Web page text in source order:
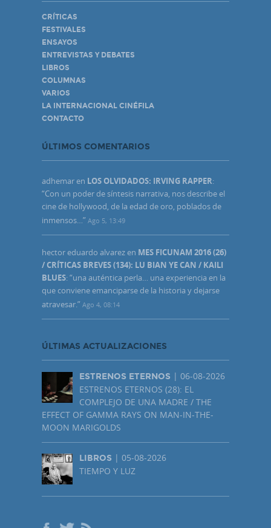
CRÍTICAS
FESTIVALES
ENSAYOS
ENTREVISTAS Y DEBATES
LIBROS
COLUMNAS
VARIOS
LA INTERNACIONAL CINÉFILA
CONTACTO
ÚLTIMOS COMENTARIOS
adhemar en LOS OLVIDADOS: IRVING RAPPER:
“Con un poder de síntesis narrativa, nos describe el
cine de hollywood, de la edad de oro, poblados de
inmensos…” Ago 5, 13:49
hector eduardo alvarez en MES FICUNAM 2016 (26)
/ CRÍTICAS BREVES (134): LU BIAN YE CAN / KAILI
BLUES: “una auténtica perla… una experiencia en la
que conviene emanciparse de la historia y dejarse
atravesar.” Ago 4, 08:14
ÚLTIMAS ACTUALIZACIONES
ESTRENOS ETERNOS | 06-08-2026
ESTRENOS ETERNOS (28): EL
COMPLEJO DE UNA MADRE / THE
EFFECT OF GAMMA RAYS ON MAN-IN-THE-
MOON MARIGOLDS
LIBROS | 05-08-2026
TIEMPO Y LUZ